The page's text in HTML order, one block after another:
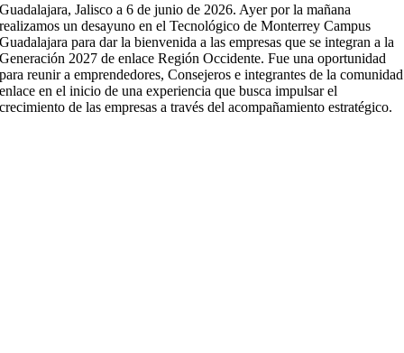
Guadalajara, Jalisco a 6 de junio de 2026. Ayer por la mañana
realizamos un desayuno en el Tecnológico de Monterrey Campus
Guadalajara para dar la bienvenida a las empresas que se integran a la
Generación 2027 de enlace Región Occidente. Fue una oportunidad
para reunir a emprendedores, Consejeros e integrantes de la comunidad
enlace en el inicio de una experiencia que busca impulsar el
crecimiento de las empresas a través del acompañamiento estratégico.